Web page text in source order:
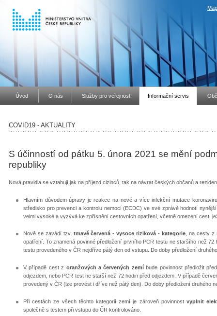
Úvod O nás Služby pro veřejnost Informační servis
COVID19 - AKTUALITY
S účinností od pátku 5. února 2021 se mění
republiky
Nová pravidla se vztahují jak na příjezd cizinců, tak na návrat českých občanů a
Hlavním důvodem úpravy je reakce na nové a více infekční mutace
středisko pro prevenci a kontrolu nemocí (ECDC) ve své zprávě hodnotí
velmi vysoké a vyzývá ke zpřísnění cestovních opatření, včetně omezení cest,
Nově se zavádí tzv. tmavě červená - vysoce riziková - kategorie, na cesty z
opatření. To znamená povinné předložení prvního PCR testu ne staršího než
testu provedeného v ČR nejdříve pátý den od vstupu. Do doby předložení
V případě cest z oranžových a červených zemíbude povinnost předložit
odjezdem, nebo PCR test ne starší než 72 hodin před odjezdem. V případě
provedený v ČR (lze provést i dříve než pátý den). Do doby předložení druhého
Při cestách ze všech těchto kategorií zemí je zároveň povinnost vyplnit
společně s testem při vstupu do ČR kontrolováno.